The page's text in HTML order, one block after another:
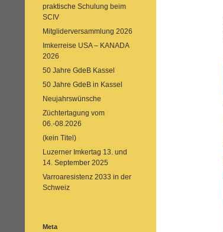
praktische Schulung beim
SCIV
Mitgliderversammlung 2026
Imkerreise USA – KANADA
2026
50 Jahre GdeB Kassel
50 Jahre GdeB in Kassel
Neujahrswünsche
Züchtertagung vom
06.-08.2026
(kein Titel)
Luzerner Imkertag 13. und
14. September 2025
Varroaresistenz 2033 in der
Schweiz
Meta